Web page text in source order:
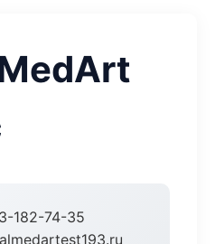
182-74-35